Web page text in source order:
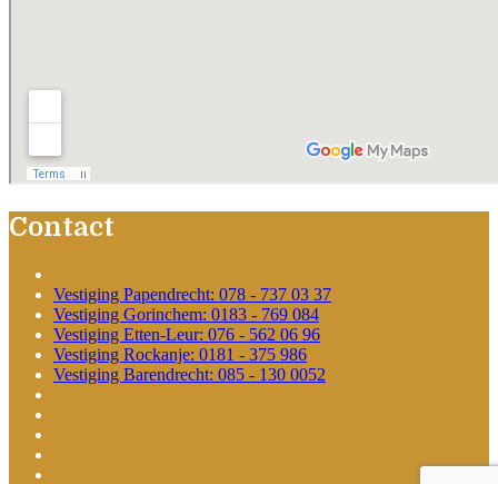
Contact
Vestiging Papendrecht: 078 - 737 03 37
Vestiging Gorinchem: 0183 - 769 084
Vestiging Etten-Leur: 076 - 562 06 96
Vestiging Rockanje: 0181 - 375 986
Vestiging Barendrecht: 085 - 130 0052